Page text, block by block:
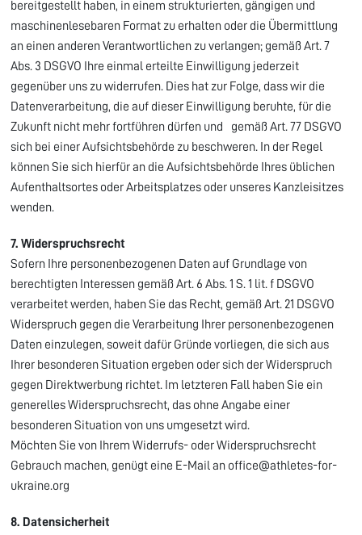
bereitgestellt haben, in einem strukturierten, gängigen und
maschinenlesebaren Format zu erhalten oder die Übermittlung
an einen anderen Verantwortlichen zu verlangen; gemäß Art. 7
Abs. 3 DSGVO Ihre einmal erteilte Einwilligung jederzeit
gegenüber uns zu widerrufen. Dies hat zur Folge, dass wir die
Datenverarbeitung, die auf dieser Einwilligung beruhte, für die
Zukunft nicht mehr fortführen dürfen und gemäß Art. 77 DSGVO
sich bei einer Aufsichtsbehörde zu beschweren. In der Regel
können Sie sich hierfür an die Aufsichtsbehörde Ihres üblichen
Aufenthaltsortes oder Arbeitsplatzes oder unseres Kanzleisitzes
wenden.
7. Widerspruchsrecht
Sofern Ihre personenbezogenen Daten auf Grundlage von
berechtigten Interessen gemäß Art. 6 Abs. 1 S. 1 lit. f DSGVO
verarbeitet werden, haben Sie das Recht, gemäß Art. 21 DSGVO
Widerspruch gegen die Verarbeitung Ihrer personenbezogenen
Daten einzulegen, soweit dafür Gründe vorliegen, die sich aus
Ihrer besonderen Situation ergeben oder sich der Widerspruch
gegen Direktwerbung richtet. Im letzteren Fall haben Sie ein
generelles Widerspruchsrecht, das ohne Angabe einer
besonderen Situation von uns umgesetzt wird.
Möchten Sie von Ihrem Widerrufs- oder Widerspruchsrecht
Gebrauch machen, genügt eine E-Mail an office@athletes-for-
ukraine.org
8. Datensicherheit